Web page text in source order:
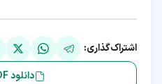
اشتراک‌گذاری:
دانلود PDF مقاله